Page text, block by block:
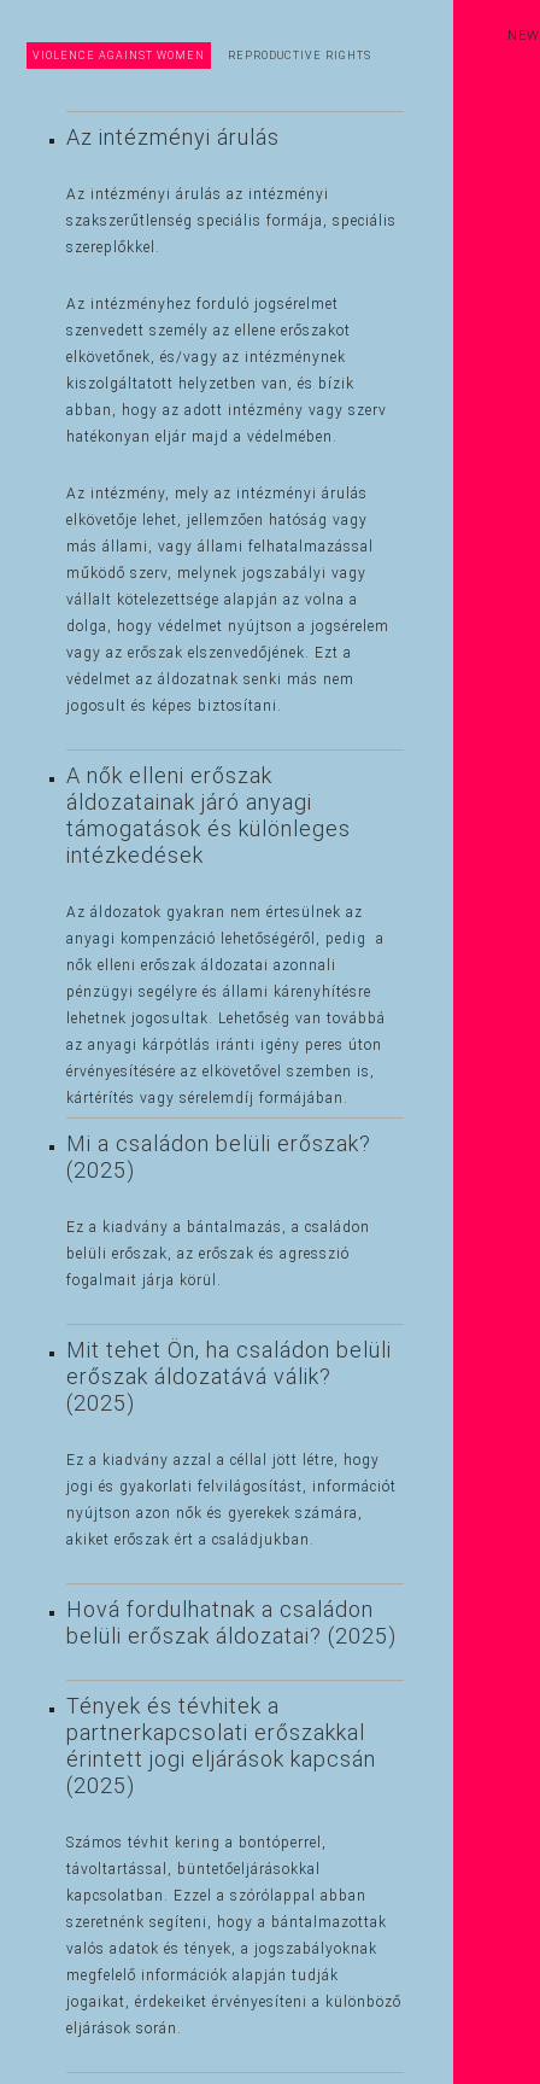
VIOLENCE AGAINST WOMEN REPRODUCTIVE RIGHTS
Az intézményi árulás
Az intézményi árulás az intézményi
szakszerűtlenség speciális formája, speciális
szereplőkkel.
Az intézményhez forduló jogsérelmet
szenvedett személy az ellene erőszakot
elkövetőnek, és/vagy az intézménynek
kiszolgáltatott helyzetben van, és bízik
abban, hogy az adott intézmény vagy szerv
hatékonyan eljár majd a védelmében.
Az intézmény, mely az intézményi árulás
elkövetője lehet, jellemzően hatóság vagy
más állami, vagy állami felhatalmazással
működő szerv, melynek jogszabályi vagy
vállalt kötelezettsége alapján az volna a
dolga, hogy védelmet nyújtson a jogsérelem
vagy az erőszak elszenvedőjének. Ezt a
védelmet az áldozatnak senki más nem
jogosult és képes biztosítani.
A nők elleni erőszak
áldozatainak járó anyagi
támogatások és különleges
intézkedések
Az áldozatok gyakran nem értesülnek az
anyagi kompenzáció lehetőségéről, pedig a
nők elleni erőszak áldozatai azonnali
pénzügyi segélyre és állami kárenyhítésre
lehetnek jogosultak. Lehetőség van továbbá
az anyagi kárpótlás iránti igény peres úton
érvényesítésére az elkövetővel szemben is,
kártérítés vagy sérelemdíj formájában.
Mi a családon belüli erőszak?
(2025)
Ez a kiadvány a bántalmazás, a családon
belüli erőszak, az erőszak és agresszió
fogalmait járja körül.
Mit tehet Ön, ha családon belüli
erőszak áldozatává válik?
(2025)
Ez a kiadvány azzal a céllal jött létre, hogy
jogi és gyakorlati felvilágosítást, információt
nyújtson azon nők és gyerekek számára,
akiket erőszak ért a családjukban.
Hová fordulhatnak a családon
belüli erőszak áldozatai? (2025)
Tények és tévhitek a
partnerkapcsolati erőszakkal
érintett jogi eljárások kapcsán
(2025)
Számos tévhit kering a bontóperrel,
távoltartással, büntetőeljárásokkal
kapcsolatban. Ezzel a szórólappal abban
szeretnénk segíteni, hogy a bántalmazottak
valós adatok és tények, a jogszabályoknak
megfelelő információk alapján tudják
jogaikat, érdekeiket érvényesíteni a különböző
eljárások során.